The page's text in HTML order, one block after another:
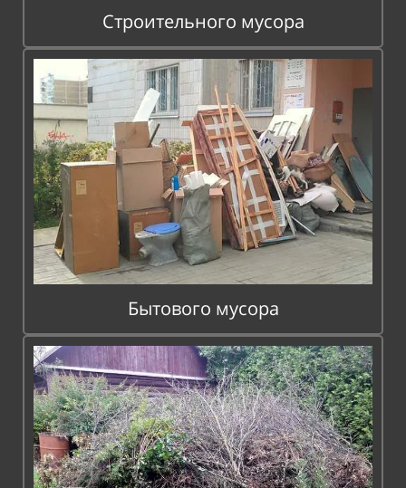
Строительного мусора
Бытового мусора